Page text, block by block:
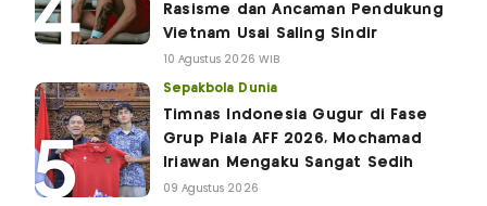
Rasisme dan Ancaman Pendukung
Vietnam Usai Saling Sindir
10 Agustus 2026 WIB
Sepakbola Dunia
Timnas Indonesia Gugur di Fase
Grup Piala AFF 2026, Mochamad
Iriawan Mengaku Sangat Sedih
09 Agustus 2026